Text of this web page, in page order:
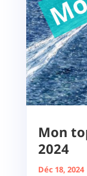
Mon
2024
Déc 18, 2024